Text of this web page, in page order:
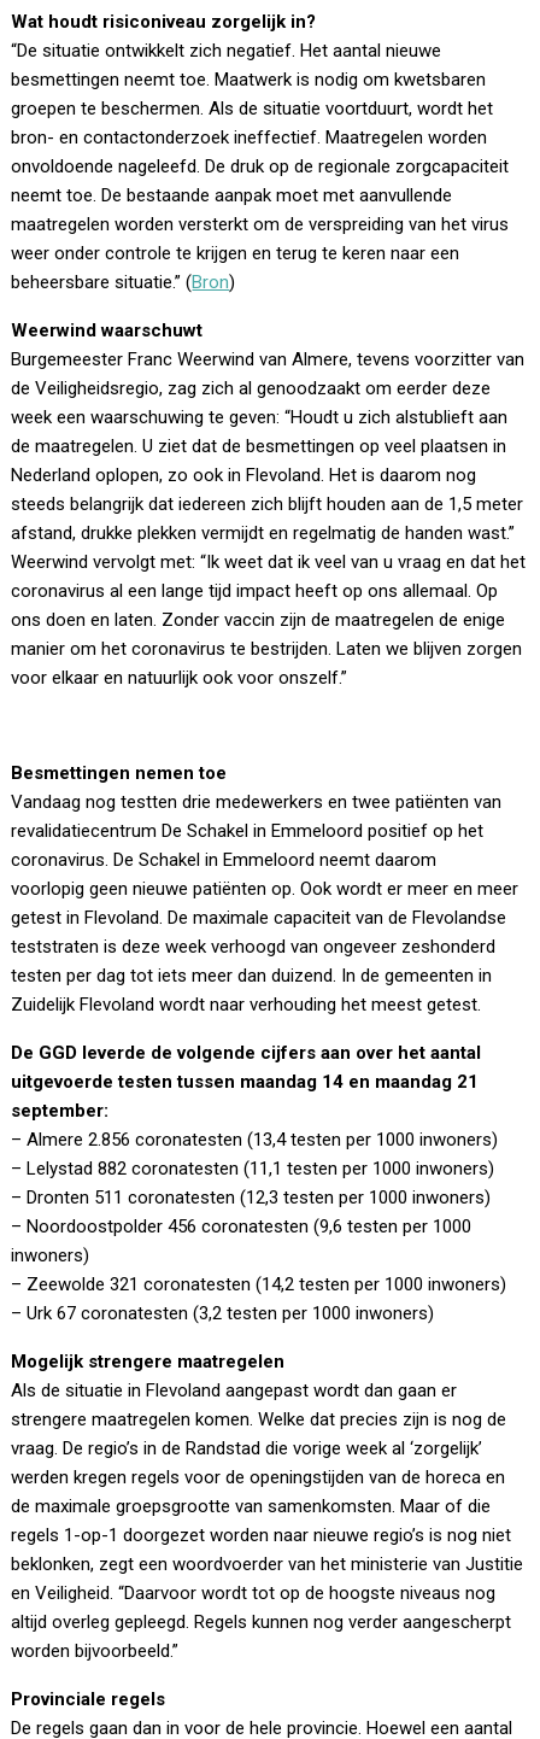
Wat houdt risiconiveau zorgelijk in?
“De situatie ontwikkelt zich negatief. Het aantal nieuwe
besmettingen neemt toe. Maatwerk is nodig om kwetsbaren
groepen te beschermen. Als de situatie voortduurt, wordt het
bron- en contactonderzoek ineffectief. Maatregelen worden
onvoldoende nageleefd. De druk op de regionale zorgcapaciteit
neemt toe. De bestaande aanpak moet met aanvullende
maatregelen worden versterkt om de verspreiding van het virus
weer onder controle te krijgen en terug te keren naar een
beheersbare situatie.” (Bron)
Weerwind waarschuwt
Burgemeester Franc Weerwind van Almere, tevens voorzitter van
de Veiligheidsregio, zag zich al genoodzaakt om eerder deze
week een waarschuwing te geven: “Houdt u zich alstublieft aan
de maatregelen. U ziet dat de besmettingen op veel plaatsen in
Nederland oplopen, zo ook in Flevoland. Het is daarom nog
steeds belangrijk dat iedereen zich blijft houden aan de 1,5 meter
afstand, drukke plekken vermijdt en regelmatig de handen wast.”
Weerwind vervolgt met: “Ik weet dat ik veel van u vraag en dat het
coronavirus al een lange tijd impact heeft op ons allemaal. Op
ons doen en laten. Zonder vaccin zijn de maatregelen de enige
manier om het coronavirus te bestrijden. Laten we blijven zorgen
voor elkaar en natuurlijk ook voor onszelf.”
Besmettingen nemen toe
Vandaag nog testten drie medewerkers en twee patiënten van
revalidatiecentrum De Schakel in Emmeloord positief op het
coronavirus. De Schakel in Emmeloord neemt daarom
voorlopig geen nieuwe patiënten op. Ook wordt er meer en meer
getest in Flevoland. De maximale capaciteit van de Flevolandse
teststraten is deze week verhoogd van ongeveer zeshonderd
testen per dag tot iets meer dan duizend. In de gemeenten in
Zuidelijk Flevoland wordt naar verhouding het meest getest.
De GGD leverde de volgende cijfers aan over het aantal
uitgevoerde testen tussen maandag 14 en maandag 21
september:
– Almere 2.856 coronatesten (13,4 testen per 1000 inwoners)
– Lelystad 882 coronatesten (11,1 testen per 1000 inwoners)
– Dronten 511 coronatesten (12,3 testen per 1000 inwoners)
– Noordoostpolder 456 coronatesten (9,6 testen per 1000
inwoners)
– Zeewolde 321 coronatesten (14,2 testen per 1000 inwoners)
– Urk 67 coronatesten (3,2 testen per 1000 inwoners)
Mogelijk strengere maatregelen
Als de situatie in Flevoland aangepast wordt dan gaan er
strengere maatregelen komen. Welke dat precies zijn is nog de
vraag. De regio’s in de Randstad die vorige week al ‘zorgelijk’
werden kregen regels voor de openingstijden van de horeca en
de maximale groepsgrootte van samenkomsten. Maar of die
regels 1-op-1 doorgezet worden naar nieuwe regio’s is nog niet
beklonken, zegt een woordvoerder van het ministerie van Justitie
en Veiligheid. “Daarvoor wordt tot op de hoogste niveaus nog
altijd overleg gepleegd. Regels kunnen nog verder aangescherpt
worden bijvoorbeeld.”
Provinciale regels
De regels gaan dan in voor de hele provincie. Hoewel een aantal